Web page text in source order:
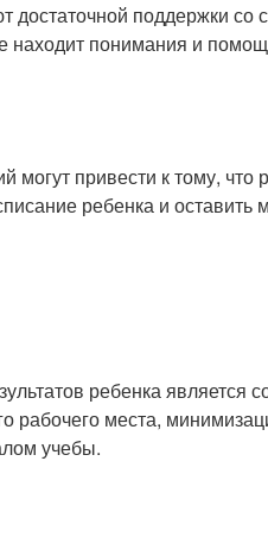
поддержки со
находит понимания и
привести к тому, что
ребенка и оставить
ребенка является
рабочего места,
учебы.